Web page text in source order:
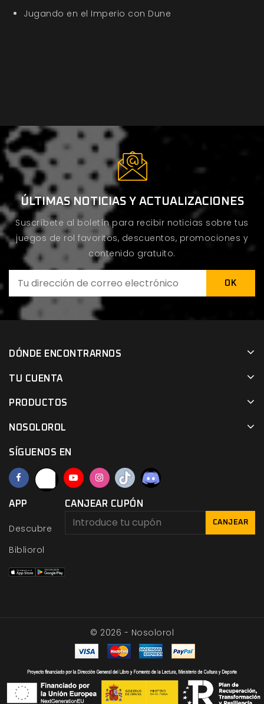
Jugando en el Imperio con Dune
ÚLTIMAS NOTICIAS Y ACTUALIZACIONES
Suscríbete al boletín para recibir noticias sobre tus
juegos de rol favoritos, descuentos, promociones y
contenido gratuito.
DÓNDE ENCONTRARNOS
TU CUENTA
PRODUCTOS
NOSOLOROL
SÍGUENOS EN
APP
Descubre
Bibliorol
CANJEAR CUPÓN
CANJEAR
© 2026 - Nosolorol